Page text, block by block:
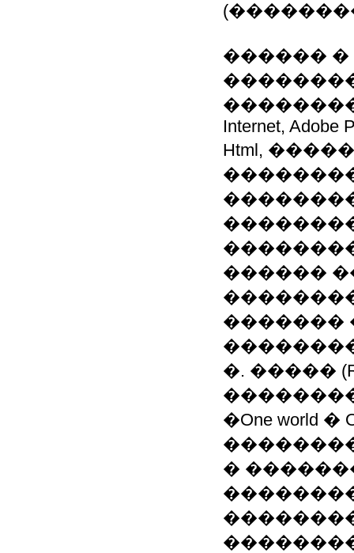
������
Internet, Adobe
Html,
������
�������
�. �����
�One world
��������
�